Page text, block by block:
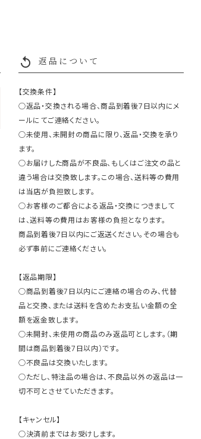
replay 返品について
【交換条件】
○返品・交換される場合、商品到着後7日以内にメ
ールにてご連絡ください。
○未使用、未開封の商品に限り、返品・交換を承り
ます。
○お届けした商品が不良品、もしくはご注文の品と
違う場合は交換致します。この場合、送料等の費用
は当店が負担致します。
○お客様のご都合による返品・交換につきまして
は、送料等の費用はお客様の負担となります。
商品到着後7日以内にご返送ください。その場合も
必ず事前にご連絡ください。
【返品期限】
○商品到着後7日以内にご連絡の場合のみ、代替
品と交換、または送料を含めたお支払い金額の全
額を返金致します。
○未開封、未使用の商品のみ返品可とします。（期
間は商品到着後7日以内）です。
○不良品は交換いたします。
○ただし、特注品の場合は、不良品以外の返品は一
切不可とさせていただきます。
【キャンセル】
○決済前まではお受けします。